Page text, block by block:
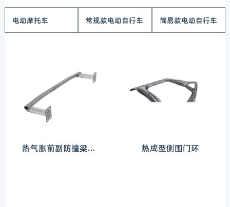
电动摩托车 常规款电动自行车 简易款电动自行车
热气胀前副防撞梁总成 热成型侧围门环